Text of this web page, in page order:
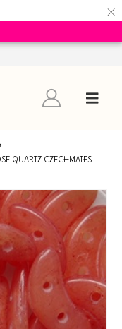
×
QUARTZ CZECHMATES